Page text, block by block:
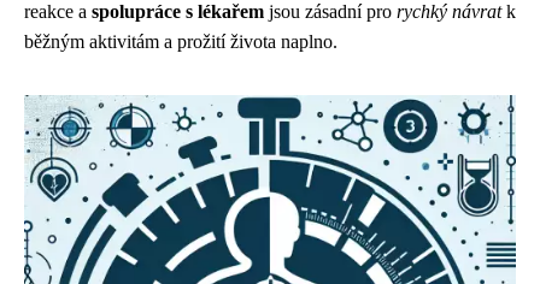
reakce a spolupráce s lékařem jsou zásadní pro rychký návratk
běžným aktivitám a prožití života naplno.